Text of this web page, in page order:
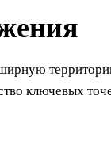
ключевых